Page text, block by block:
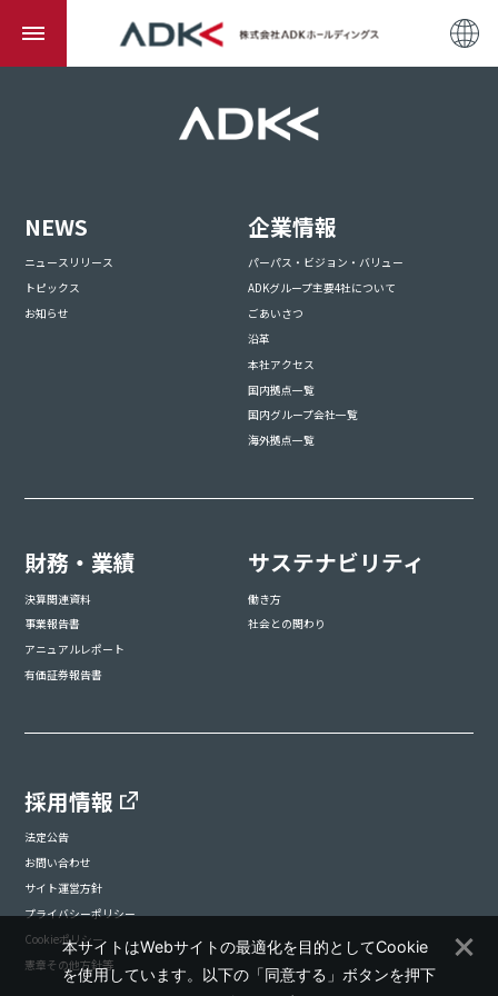
NEWS
ニュースリリース
トピックス
お知らせ
企業情報
パーパス・ビジョン・バリュー
ADKグループ主要4社について
ごあいさつ
沿革
本社アクセス
国内拠点一覧
国内グループ会社一覧
海外拠点一覧
財務・業績
決算関連資料
事業報告書
アニュアルレポート
有価証券報告書
サステナビリティ
働き方
社会との関わり
採用情報
法定公告
お問い合わせ
サイト運営方針
プライバシーポリシー
Cookieポリシー
憲章その他方針等
本サイトはWebサイトの最適化を目的としてCookie
を使用しています。以下の「同意する」ボタンを押下